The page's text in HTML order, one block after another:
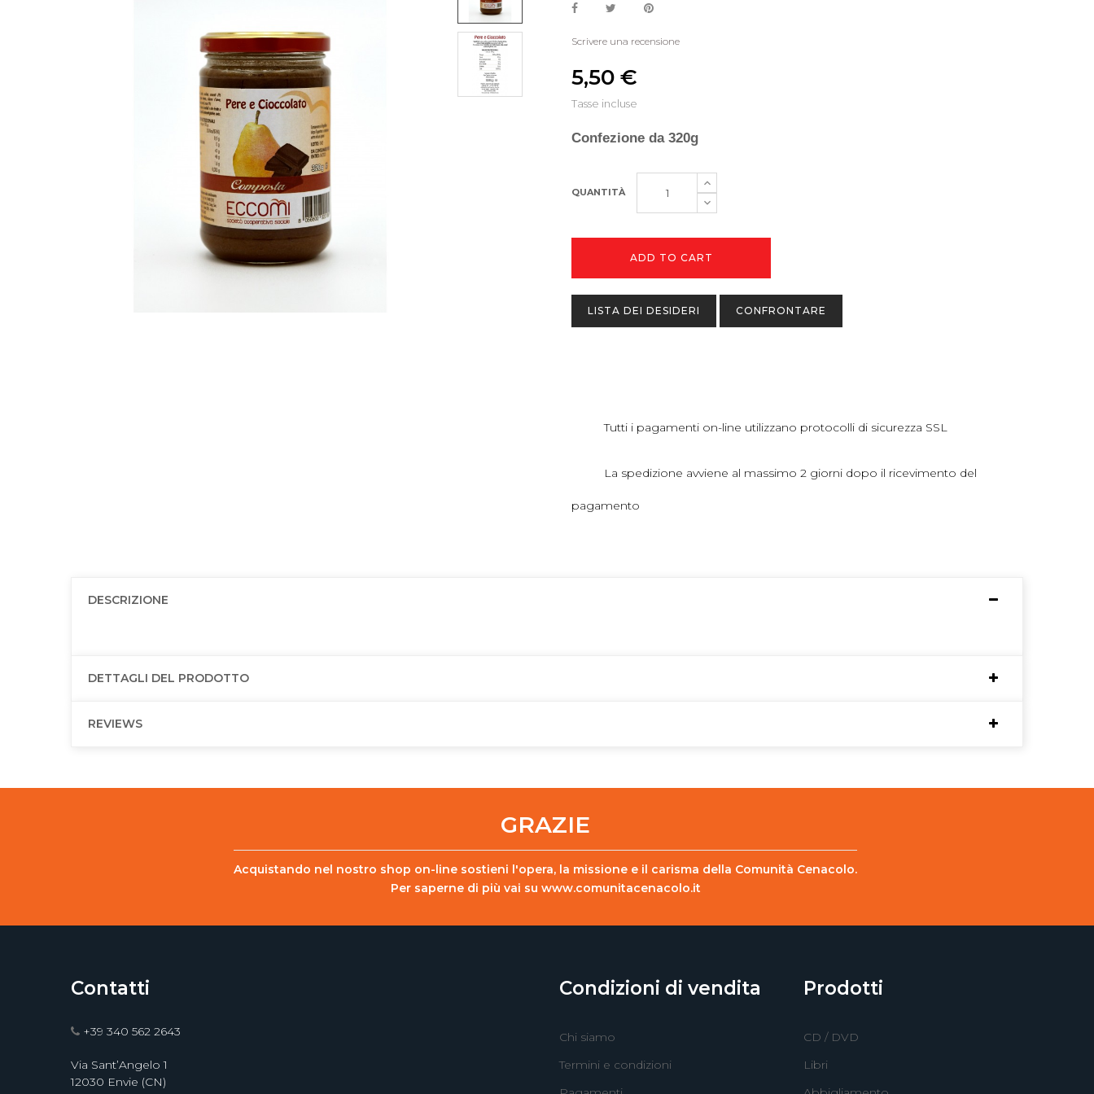
Scrivere una recensione
5,50 €
Tasse incluse
Confezione da 320g
QUANTITÀ
ADD TO CART
LISTA DEI DESIDERI CONFRONTARE
Tutti i pagamenti on-line utilizzano protocolli di sicurezza SSL
La spedizione avviene al massimo 2 giorni dopo il ricevimento del
pagamento
DESCRIZIONE
DETTAGLI DEL PRODOTTO
REVIEWS
GRAZIE
Acquistando nel nostro shop on-line sostieni l'opera, la missione e il carisma della Comunità Cenacolo.
Per saperne di più vai su www.comunitacenacolo.it
Contatti
+39 340 562 2643
Via Sant’Angelo 1
12030 Envie (CN)
Condizioni di vendita
Chi siamo
Termini e condizioni
Prodotti
CD / DVD
Libri